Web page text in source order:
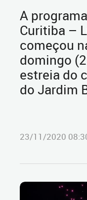
A
Curitiba –
começou
domingo
estreia do
do Jardim
23/11/2020